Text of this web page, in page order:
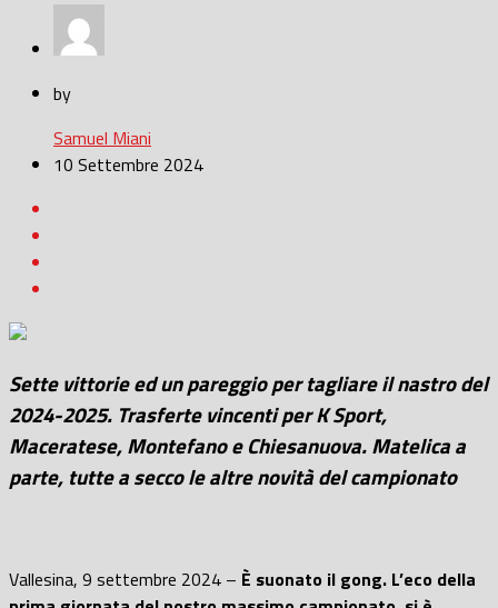
by
Samuel Miani
10 Settembre 2024
Sette vittorie ed un pareggio per tagliare il nastro del
2024-2025. Trasferte vincenti per K Sport,
Maceratese, Montefano e Chiesanuova. Matelica a
parte, tutte a secco le altre novità del campionato
Vallesina, 9 settembre 2024 – È suonato il gong. L’eco della